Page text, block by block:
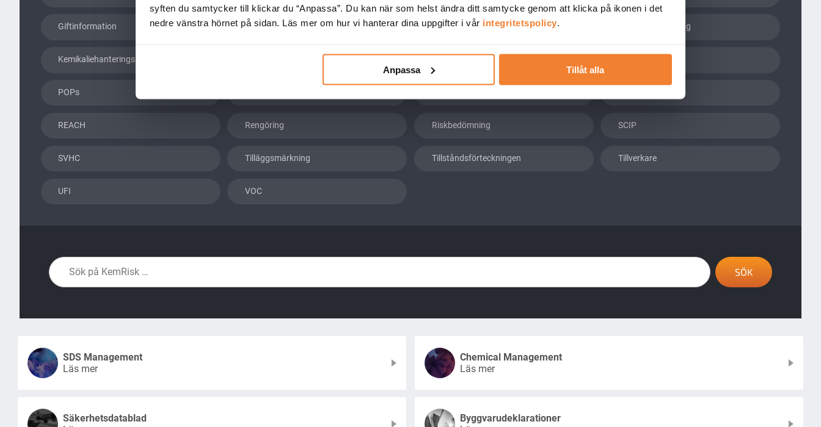
syften du samtycker till klickar du “Anpassa”. Du kan när som helst ändra ditt samtycke genom att klicka på ikonen i det
nedre vänstra hörnet på sidan. Läs mer om hur vi hanterar dina uppgifter i vår integritetspolicy.
Anpassa Tillåt alla
Giftinformation Granskningsprogrammet Kandidatförteckningen Kemikaliehantering
Kemikaliehanteringssystem
POPs
REACH Rengöring Riskbedömning SCIP
SVHC Tilläggsmärkning Tillståndsförteckningen Tillverkare
UFI VOC
SDS Management
Läs mer
Chemical Management
Läs mer
Säkerhetsdatablad
Byggvarudeklarationer